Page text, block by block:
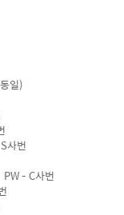
일)
사번
PW - C사번